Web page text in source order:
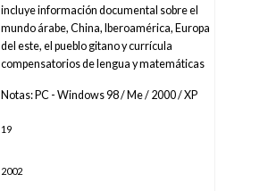
incluye información documental sobre el
mundo árabe, China, Iberoamérica, Europa
del este, el pueblo gitano y currícula
compensatorios de lengua y matemáticas
Notas: PC - Windows 98 / Me / 2000 / XP
19
2002